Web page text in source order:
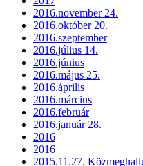
2016.november 24.
2016.október 20.
2016.szeptember
2016.július 14.
2016.június
2016.május 25.
2016.április
2016.március
2016.február
2016.január 28.
2016
2016
2015.11.27.